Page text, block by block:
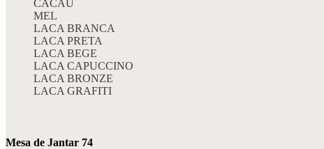
CACAU
MEL
LACA BRANCA
LACA PRETA
LACA BEGE
LACA CAPUCCINO
LACA BRONZE
LACA GRAFITI
Mesa de Jantar 74